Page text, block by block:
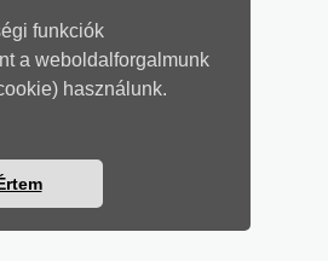
funkciók
a weboldalforgalmunk
használunk.